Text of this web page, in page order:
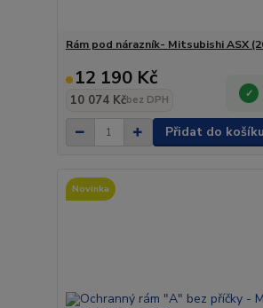
Rám pod nárazník- Mitsubishi ASX
12 190 Kč
10 074 Kčbez DPH
Přidat do košíku
Novinka